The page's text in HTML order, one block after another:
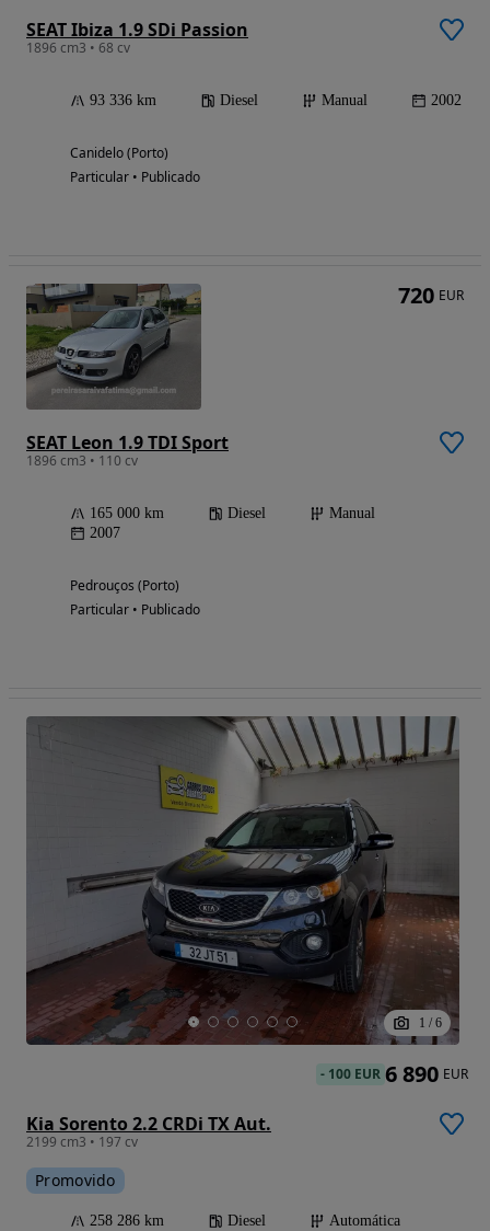
SEAT Ibiza 1.9 SDi Passion
1896 cm3 • 68 cv
93 336 km Diesel Manual 2002
Canidelo (Porto)
Particular • Publicado
SEAT Leon 1.9 TDI Sport
1896 cm3 • 110 cv
165 000 km Diesel
Manual
2007
Pedrouços (Porto)
Particular • Publicado
720 EUR
1 / 6
Kia Sorento 2.2 CRDi TX Aut.
2199 cm3 • 197 cv
Promovido
258 286 km Diesel
Automática
- 100 EUR 6 890 EUR